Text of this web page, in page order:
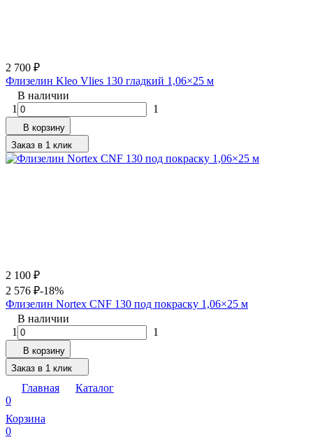
2 700 ₽
Флизелин Kleo Vlies 130 гладкий 1,06×25 м
В наличии
1
1
В корзину
Заказ в 1 клик
2 100 ₽
2 576 ₽-18%
Флизелин Nortex CNF 130 под покраску 1,06×25 м
В наличии
1
1
В корзину
Заказ в 1 клик
Главная
Каталог
0
Корзина
0